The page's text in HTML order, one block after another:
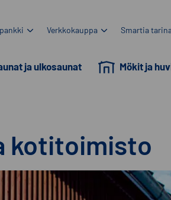
ja ulkosaunat Mökit ja
Verkkokauppa Smartia
kotitoimisto